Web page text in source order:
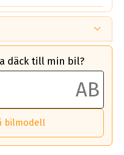
från klass A
6,5% bättre
G däck.
10,000 km,
med ett
däck till min bil?
bilmodell